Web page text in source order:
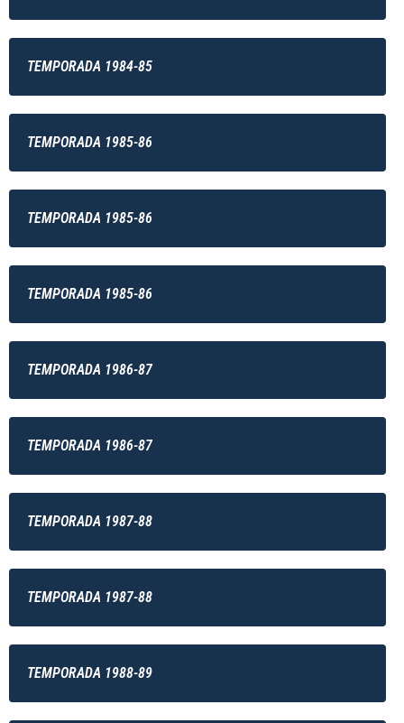
TEMPORADA 1984-85
TEMPORADA 1985-86
TEMPORADA 1985-86
TEMPORADA 1985-86
TEMPORADA 1986-87
TEMPORADA 1986-87
TEMPORADA 1987-88
TEMPORADA 1987-88
TEMPORADA 1988-89